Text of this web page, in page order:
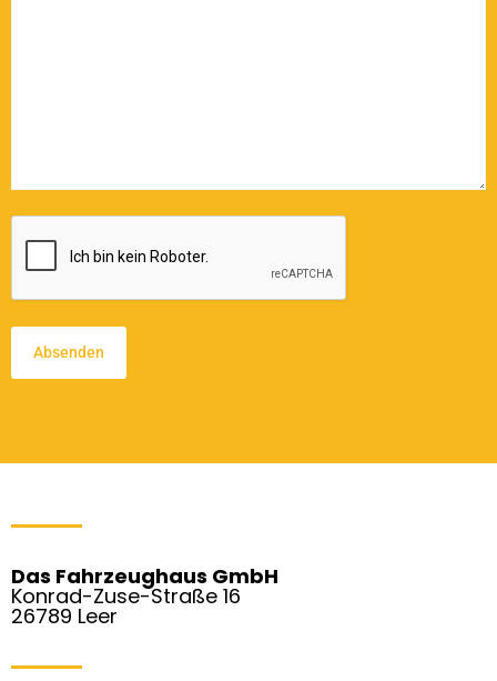
CAPTCHA
Das Fahrzeughaus GmbH
Konrad-Zuse-Straße 16
26789 Leer